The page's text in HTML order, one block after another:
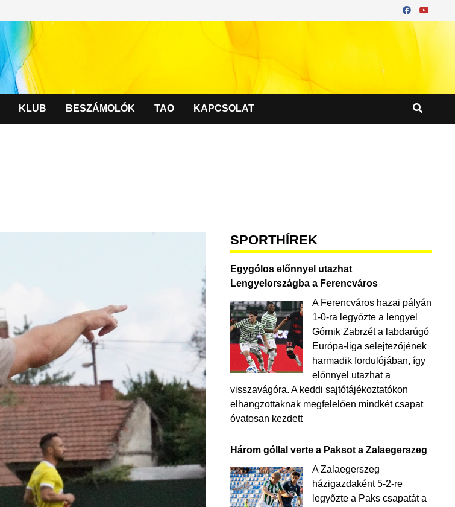
KLUB BESZÁMOLÓK TAO KAPCSOLAT
SPORTHÍREK
Egygólos előnnyel utazhat
Lengyelországba a Ferencváros
A Ferencváros hazai pályán
1-0-ra legyőzte a lengyel
Górnik Zabrzét a labdarúgó
Európa-liga selejtezőjének
harmadik fordulójában, így
előnnyel utazhat a
visszavágóra. A keddi sajtótájékoztatókon
elhangzottaknak megfelelően mindkét csapat
óvatosan kezdett
Három góllal verte a Paksot a Zalaegerszeg
A Zalaegerszeg
házigazdaként 5-2-re
legyőzte a Paks csapatát a